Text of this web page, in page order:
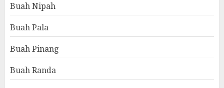
Buah Nipah
Buah Pala
Buah Pinang
Buah Randa